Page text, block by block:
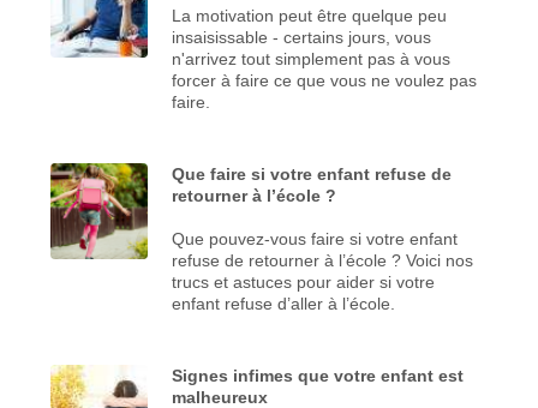
La motivation peut être quelque peu
insaisissable - certains jours, vous
n'arrivez tout simplement pas à vous
forcer à faire ce que vous ne voulez pas
faire.
Que faire si votre enfant refuse de
retourner à l’école ?
Que pouvez-vous faire si votre enfant
refuse de retourner à l’école ? Voici nos
trucs et astuces pour aider si votre
enfant refuse d’aller à l’école.
Signes infimes que votre enfant est
malheureux